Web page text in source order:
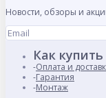
Новости, обзоры и
Как купить
Оплата и
Гарантия
Монтаж